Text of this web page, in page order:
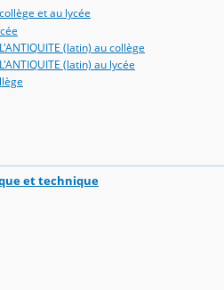
et au lycée
(latin) au collège
(latin) au lycée
et technique